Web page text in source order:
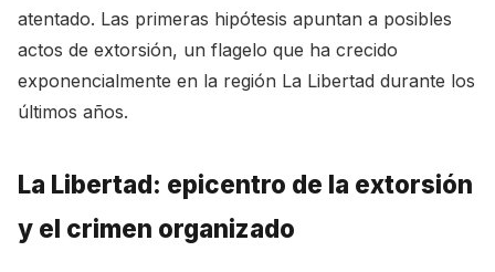
atentado. Las primeras hipótesis apuntan a posibles
actos de extorsión, un flagelo que ha crecido
exponencialmente en la región La Libertad durante los
últimos años.
La Libertad: epicentro de la extorsión
y el crimen organizado